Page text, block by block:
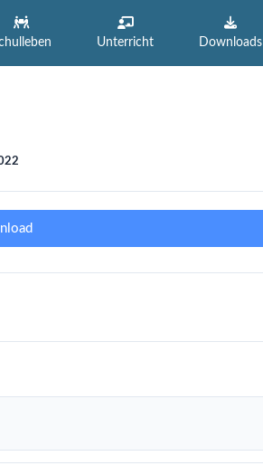
Unterricht Downloads